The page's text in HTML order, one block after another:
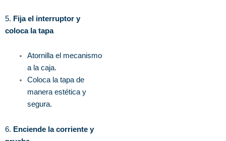
5. Fija el interruptor y
coloca la tapa
Atornilla el mecanismo
a la caja.
Coloca la tapa de
manera estética y
segura.
6. Enciende la corriente y